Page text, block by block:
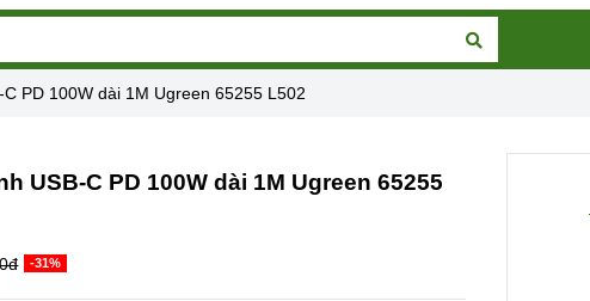
PD 100W dài 1M Ugreen 65255 L502
USB-C PD 100W dài 1M Ugreen 65255
-31%